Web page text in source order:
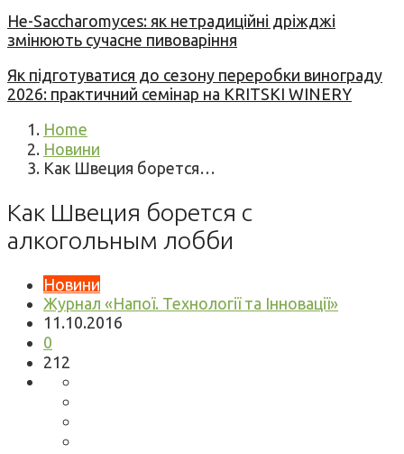
Не-Saccharomyces: як нетрадиційні дріжджі
змінюють сучасне пивоваріння
Як підготуватися до сезону переробки винограду
2026: практичний семінар на KRITSKI WINERY
Home
Новини
Как Швеция борется…
Как Швеция борется с
алкогольным лобби
Новини
Журнал «Напої. Технології та Інновації»
11.10.2016
0
212